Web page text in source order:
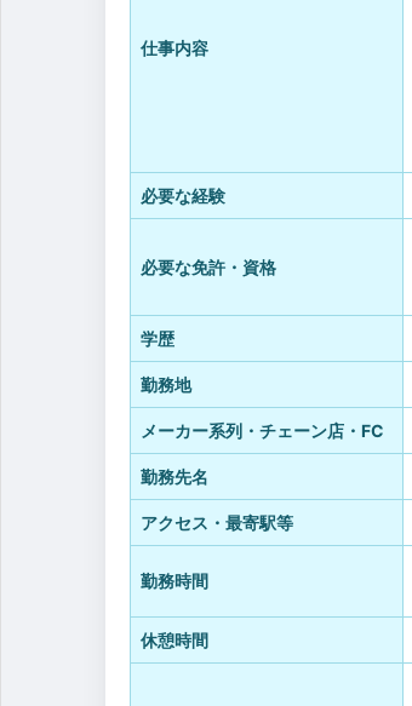
仕事内容
必要な経験
必要な免許・資格
学歴
勤務地
メーカー系列・チェーン店・FC
勤務先名
アクセス・最寄駅等
勤務時間
休憩時間